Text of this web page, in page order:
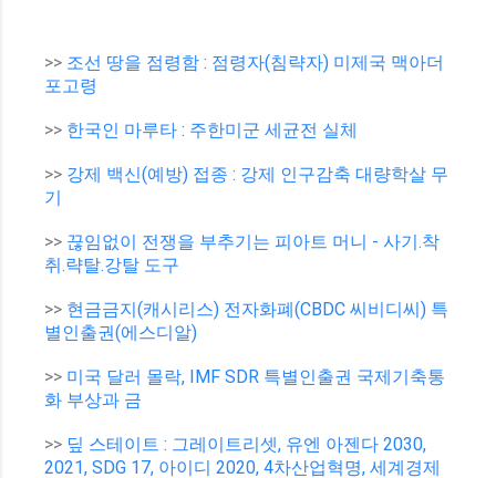
>> 조선 땅을 점령함 : 점령자(침략자) 미제국 맥아더
포고령
>> 한국인 마루타 : 주한미군 세균전 실체
>> 강제 백신(예방) 접종 : 강제 인구감축 대량학살 무
기
>> 끊임없이 전쟁을 부추기는 피아트 머니 - 사기.착
취.략탈.강탈 도구
>> 현금금지(캐시리스) 전자화폐(CBDC 씨비디씨) 특
별인출권(에스디알)
>> 미국 달러 몰락, IMF SDR 특별인출권 국제기축통
화 부상과 금
>> 딮 스테이트 : 그레이트리셋, 유엔 아젠다 2030,
2021, SDG 17, 아이디 2020, 4차산업혁명, 세계경제